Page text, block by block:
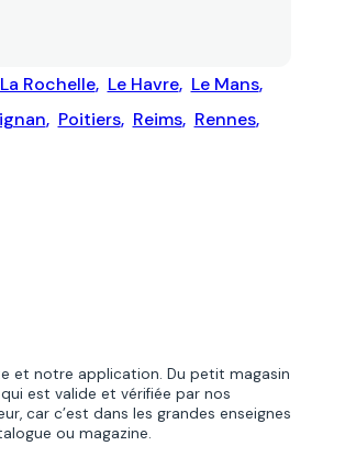
La Rochelle, Le Havre, Le Mans,
, Poitiers, Reims, Rennes,
et notre application. Du petit magasin
est valide et vérifiée par nos
car c’est dans les grandes enseignes
ou magazine.